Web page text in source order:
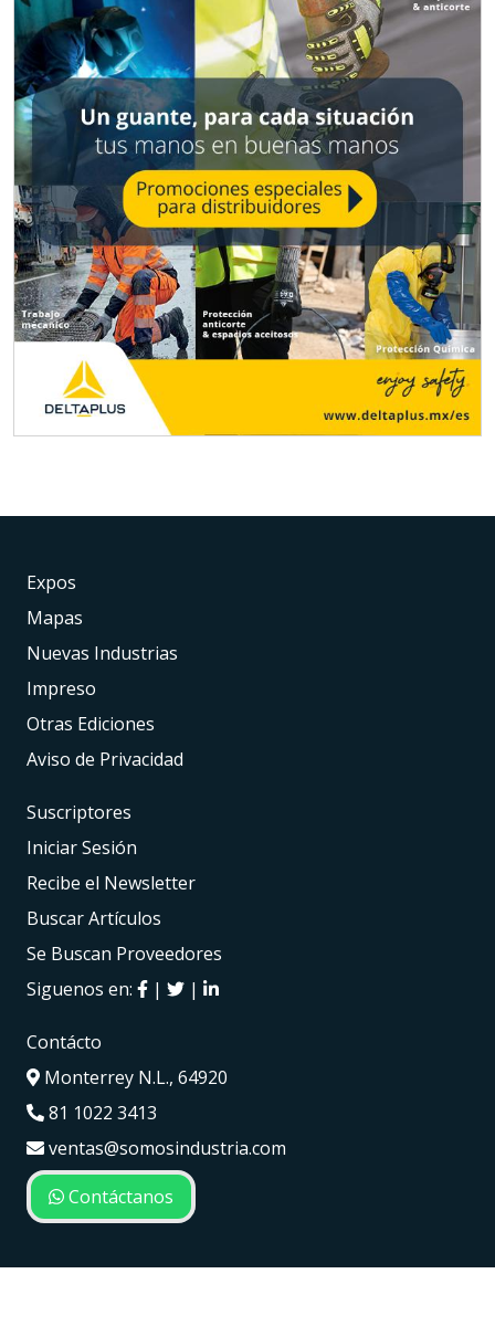
Expos
Mapas
Nuevas Industrias
Impreso
Otras Ediciones
Aviso de Privacidad
Suscriptores
Iniciar Sesión
Recibe el Newsletter
Buscar Artículos
Se Buscan Proveedores
Siguenos en:
| |
Contácto
Monterrey N.L., 64920
81 1022 3413
ventas@somosindustria.com
Contáctanos